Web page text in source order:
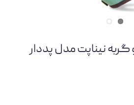
نیناپت مدل پددار